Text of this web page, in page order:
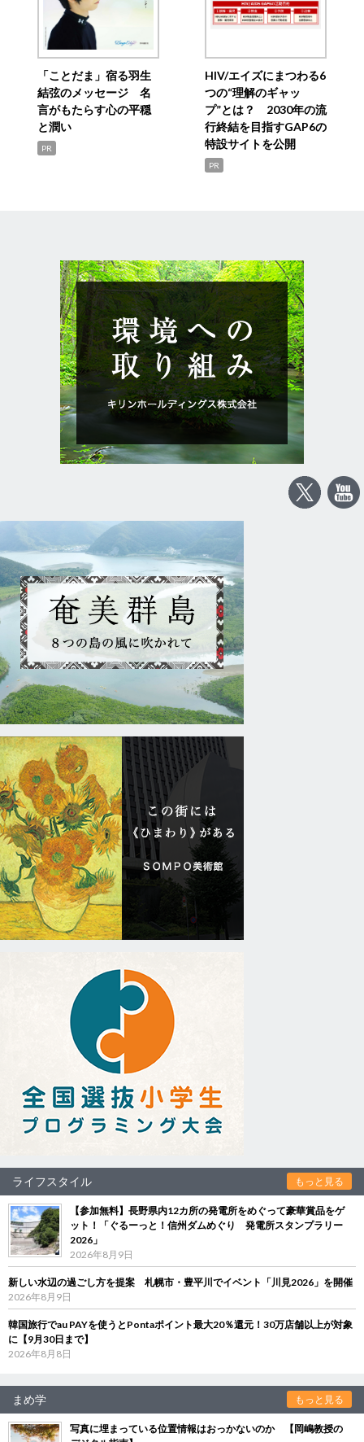
「ことだま」宿る羽生
結弦のメッセージ 名
言がもたらす心の平穏
と潤い
PR
HIV/エイズにまつわる6
つの“理解のギャッ
プ”とは？ 2030年の流
行終結を目指すGAP6の
特設サイトを公開
PR
ライフスタイル もっと見る
【参加無料】長野県内12カ所の発電所をめぐって豪華賞品をゲ
ット！「ぐるーっと！信州ダムめぐり 発電所スタンプラリー
2026」
2026年8月9日
新しい水辺の過ごし方を提案 札幌市・豊平川でイベント「川見2026」を開催
2026年8月9日
韓国旅行でau PAYを使うとPontaポイント最大20％還元！30万店舗以上が対象
に【9月30日まで】
2026年8月8日
まめ学 もっと見る
写真に埋まっている位置情報はおっかないのか 【岡嶋教授の